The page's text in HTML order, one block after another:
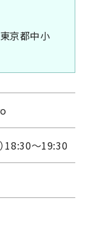
京都中小
18:30～19:30